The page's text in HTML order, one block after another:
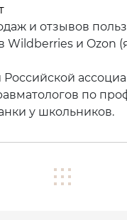
и отзывов
Wildberries и Ozon
по
у школьников.